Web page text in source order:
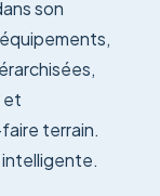
son
et
terrain.